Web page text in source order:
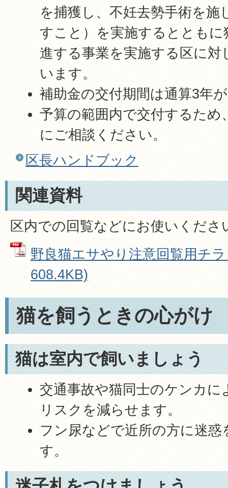
を捕獲し、不妊去勢手術を施
すこと）を実施するととも
進する事業を実施する区に対
います。
補助金の交付期間は通算3年
予算の範囲内で交付するため
にご相談ください。
区長ハンドブック
関連資料
区内での回覧などにお使いくださ
野良猫エサやり注意回覧用チ
608.4KB)
猫を飼うときの心がけ
猫は室内で飼いましょう
交通事故や猫同士のケンカに
リスクを減らせます。
フン尿などで近所の方に迷
す。